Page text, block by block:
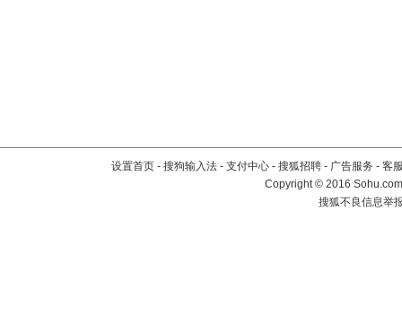
设置首页 - 搜狗输入法 - 支付中心 - 搜狐招聘 - 广告服务 - 客
Copyright©2016
搜狐不良信息举